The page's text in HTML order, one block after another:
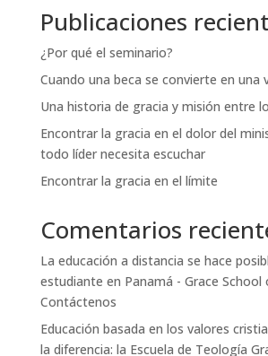
Publicaciones
¿Por qué el seminario?
Cuando una beca se convierte en una
Una historia de gracia y misión entre
Encontrar la gracia en el dolor del
todo líder necesita escuchar
Encontrar la gracia en el límite
Comentarios
La educación a distancia se hace
estudiante en Panamá - Grace
Contáctenos
Educación basada en los valores
la diferencia: la Escuela de Teología